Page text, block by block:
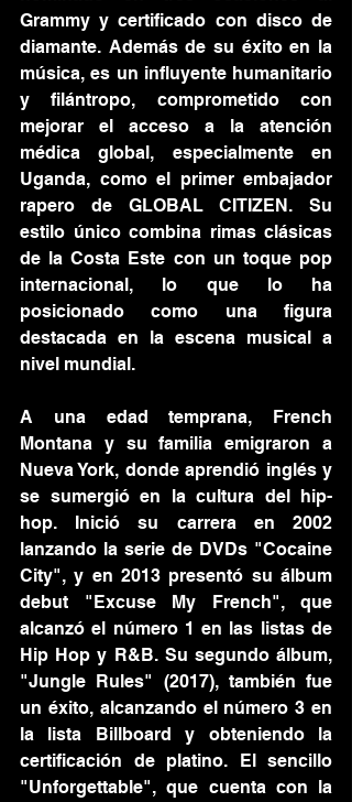
Grammy y certificado con disco de
diamante. Además de su éxito en la
música, es un influyente humanitario
y filántropo, comprometido con
mejorar el acceso a la atención
médica global, especialmente en
Uganda, como el primer embajador
rapero de GLOBAL CITIZEN. Su
estilo único combina rimas clásicas
de la Costa Este con un toque pop
internacional, lo que lo ha
posicionado como una figura
destacada en la escena musical a
nivel mundial.
A una edad temprana, French
Montana y su familia emigraron a
Nueva York, donde aprendió inglés y
se sumergió en la cultura del hip-
hop. Inició su carrera en 2002
lanzando la serie de DVDs "Cocaine
City", y en 2013 presentó su álbum
debut "Excuse My French", que
alcanzó el número 1 en las listas de
Hip Hop y R&B. Su segundo álbum,
"Jungle Rules" (2017), también fue
un éxito, alcanzando el número 3 en
la lista Billboard y obteniendo la
certificación de platino. El sencillo
"Unforgettable", que cuenta con la